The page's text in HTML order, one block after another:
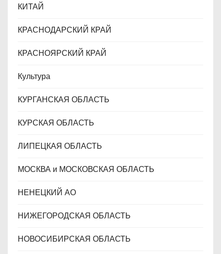
КИТАЙ
КРАСНОДАРСКИЙ КРАЙ
КРАСНОЯРСКИЙ КРАЙ
Культура
КУРГАНСКАЯ ОБЛАСТЬ
КУРСКАЯ ОБЛАСТЬ
ЛИПЕЦКАЯ ОБЛАСТЬ
МОСКВА и МОСКОВСКАЯ ОБЛАСТЬ
НЕНЕЦКИЙ АО
НИЖЕГОРОДСКАЯ ОБЛАСТЬ
НОВОСИБИРСКАЯ ОБЛАСТЬ